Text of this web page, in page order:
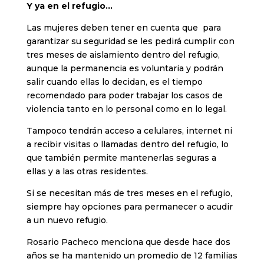
Y ya en el refugio…
Las mujeres deben tener en cuenta que para
garantizar su seguridad se les pedirá cumplir con
tres meses de aislamiento dentro del refugio,
aunque la permanencia es voluntaria y podrán
salir cuando ellas lo decidan, es el tiempo
recomendado para poder trabajar los casos de
violencia tanto en lo personal como en lo legal.
Tampoco tendrán acceso a celulares, internet ni
a recibir visitas o llamadas dentro del refugio, lo
que también permite mantenerlas seguras a
ellas y a las otras residentes.
Si se necesitan más de tres meses en el refugio,
siempre hay opciones para permanecer o acudir
a un nuevo refugio.
Rosario Pacheco menciona que desde hace dos
años se ha mantenido un promedio de 12 familias